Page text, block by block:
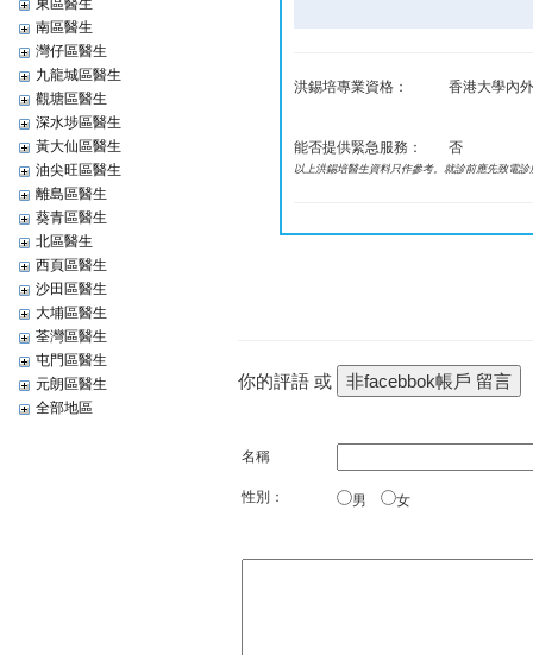
東區醫生
南區醫生
灣仔區醫生
九龍城區醫生
觀塘區醫生
深水埗區醫生
黃大仙區醫生
油尖旺區醫生
離島區醫生
葵青區醫生
北區醫生
西頁區醫生
沙田區醫生
大埔區醫生
荃灣區醫生
屯門區醫生
元朗區醫生
全部地區
洪錫培專業資格： 香港大學內
能否提供緊急服務： 否
以上洪錫培醫生資料只作參考。就診前應先致電
你的評語 或
名稱
性別： 男 女